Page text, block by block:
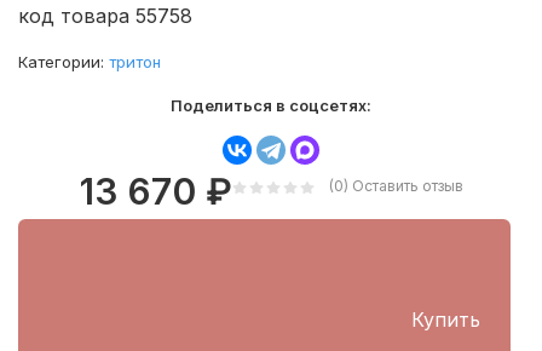
код товара 55758
Категории: тритон
Поделиться в соцсетях:
13 670 ₽ (0) Оставить отзыв
Купить